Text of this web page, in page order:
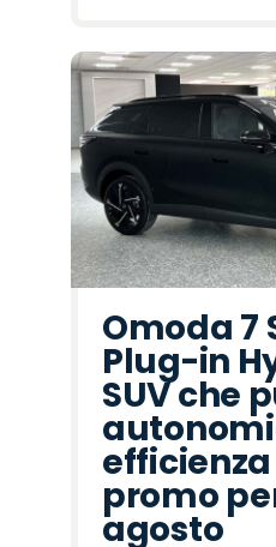
Omoda 7
Plug-in
SUV che
efficienza
promo
agosto